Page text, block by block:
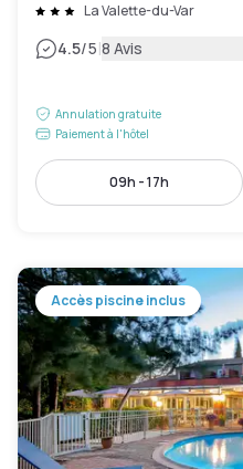
La Valette-du-Var
4.5/5|8 Avis
Annulation gratuite
Paiement à l'hôtel
09h - 17h
Accès piscine inclus